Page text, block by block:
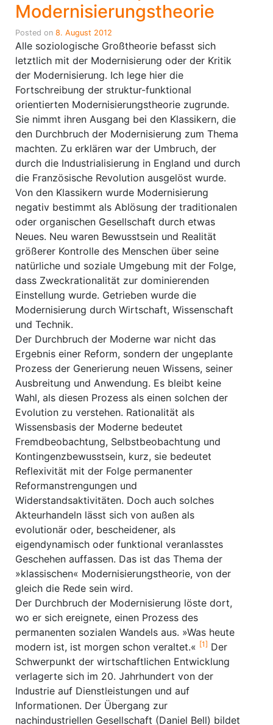
Modernisierungstheorie
Posted on 8. August 2012
Alle soziologische Großtheorie befasst sich
letztlich mit der Modernisierung oder der Kritik
der Modernisierung. Ich lege hier die
Fortschreibung der struktur-funktional
orientierten Modernisierungstheorie zugrunde.
Sie nimmt ihren Ausgang bei den Klassikern, die
den Durchbruch der Modernisierung zum Thema
machten. Zu erklären war der Umbruch, der
durch die Industrialisierung in England und durch
die Französische Revolution ausgelöst wurde.
Von den Klassikern wurde Modernisierung
negativ bestimmt als Ablösung der traditionalen
oder organischen Gesellschaft durch etwas
Neues. Neu waren Bewusstsein und Realität
größerer Kontrolle des Menschen über seine
natürliche und soziale Umgebung mit der Folge,
dass Zweckrationalität zur dominierenden
Einstellung wurde. Getrieben wurde die
Modernisierung durch Wirtschaft, Wissenschaft
und Technik.
Der Durchbruch der Moderne war nicht das
Ergebnis einer Reform, sondern der ungeplante
Prozess der Generierung neuen Wissens, seiner
Ausbreitung und Anwendung. Es bleibt keine
Wahl, als diesen Prozess als einen solchen der
Evolution zu verstehen. Rationalität als
Wissensbasis der Moderne bedeutet
Fremdbeobachtung, Selbstbeobachtung und
Kontingenzbewusstsein, kurz, sie bedeutet
Reflexivität mit der Folge permanenter
Reformanstrengungen und
Widerstandsaktivitäten. Doch auch solches
Akteurhandeln lässt sich von außen als
evolutionär oder, bescheidener, als
eigendynamisch oder funktional veranlasstes
Geschehen auffassen. Das ist das Thema der
»klassischen« Modernisierungstheorie, von der
gleich die Rede sein wird.
Der Durchbruch der Modernisierung löste dort,
wo er sich ereignete, einen Prozess des
permanenten sozialen Wandels aus. »Was heute
modern ist, ist morgen schon veraltet.« [1] Der
Schwerpunkt der wirtschaftlichen Entwicklung
verlagerte sich im 20. Jahrhundert von der
Industrie auf Dienstleistungen und auf
Informationen. Der Übergang zur
nachindustriellen Gesellschaft (Daniel Bell) bildet